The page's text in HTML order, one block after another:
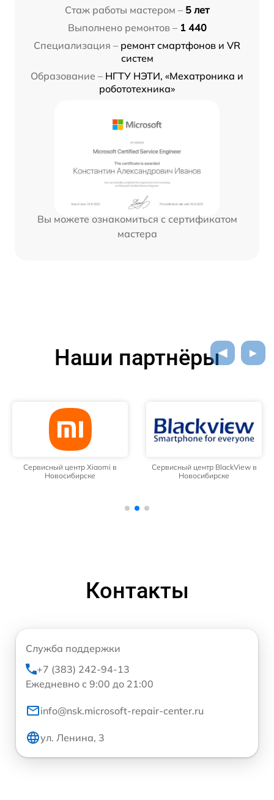
Стаж работы мастером – 5 лет
Выполнено ремонтов – 1 440
Специализация – ремонт смартфонов и VR
систем
Образование – НГТУ НЭТИ, «Мехатроника и
робототехника»
Вы можете ознакомиться с сертификатом
мастера
Наши партнёры
Сервисный центр Xiaomi в
Новосибирске
Сервисный центр BlackView в
Новосибирске
Контакты
Служба поддержки
+7 (383) 242-94-13
Ежедневно с 9:00 до 21:00
info@nsk.microsoft-repair-center.ru
ул. Ленина, 3